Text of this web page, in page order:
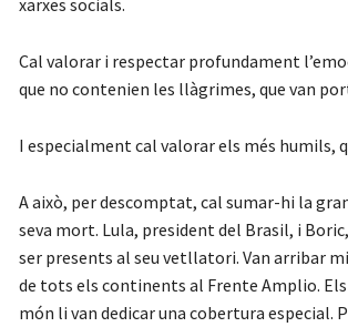
Cal valorar i respectar profundament
que no contenien les llàgrimes, que van
I especialment cal valorar els més humils,
A això, per descomptat, cal sumar-hi la
seva mort. Lula, president del Brasil, i
ser presents al seu vetllatori. Van arribar
de tots els continents al Frente Amplio.
món li van dedicar una cobertura